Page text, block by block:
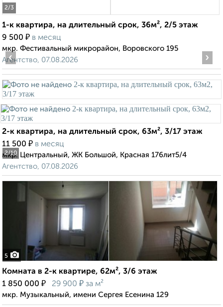
2/3
1-к квартира, на длительный срок, 36м², 2/5 этаж
9 500 ₽ в месяц
мкр. Фестивальный микрорайон, Воровского 195
Агентство, 07.08.2026
2/10
‹ ›
2-к квартира, на длительный срок, 63м², 3/17 этаж
11 500 ₽ в месяц
мкр. Центральный, ЖК Большой, Красная 176лит5/4
Агентство, 07.08.2026
5
Комната в 2-к квартире, 62м², 3/6 этаж
1 850 000 ₽ 29 900 ₽ за м²
мкр. Музыкальный, имени Сергея Есенина 129